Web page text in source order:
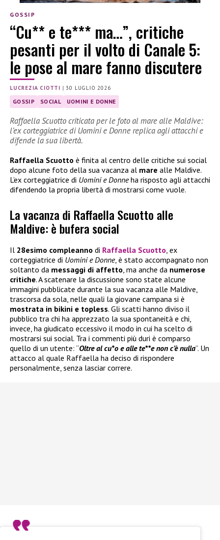
GOSSIP
“Cu** e te*** ma…”, critiche
pesanti per il volto di Canale 5:
le pose al mare fanno discutere
LUCREZIA CIOTTI |30 LUGLIO 2026
GOSSIP SOCIAL UOMINI E DONNE
Raffaella Scuotto criticata per le foto al mare alle Maldive:
l’ex corteggiatrice di Uomini e Donne replica agli attacchi e
difende la sua libertà.
Raffaella Scuotto è finita al centro delle critiche sui social
dopo alcune foto della sua vacanza al mare alle Maldive.
L’ex corteggiatrice di Uomini e Donneha risposto agli attacchi
difendendo la propria libertà di mostrarsi come vuole.
La vacanza di Raffaella Scuotto alle
Maldive: è bufera social
Il 28esimo compleanno di Raffaella Scuotto , ex
corteggiatrice di Uomini e Donne, è stato accompagnato non
soltanto da messaggi di affetto , ma anche da numerose
critiche. A scatenare la discussione sono state alcune
immagini pubblicate durante la sua vacanza alle Maldive,
trascorsa da sola, nelle quali la giovane campana si è
mostrata in bikini e topless. Gli scatti hanno diviso il
pubblico tra chi ha apprezzato la sua spontaneità e chi,
invece, ha giudicato eccessivo il modo in cui ha scelto di
mostrarsi sui social. Tra i commenti più duri è comparso
quello di un utente: “Oltre al cu*o e alle te**e non c’è nulla”. Un
attacco al quale Raffaella ha deciso di rispondere
personalmente, senza lasciar correre.